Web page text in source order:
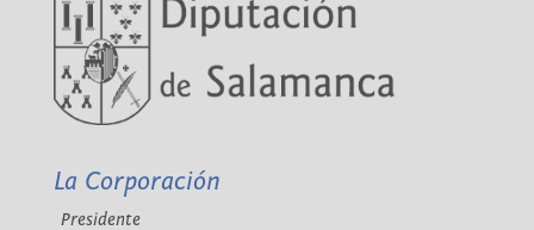
La Corporación
Presidente